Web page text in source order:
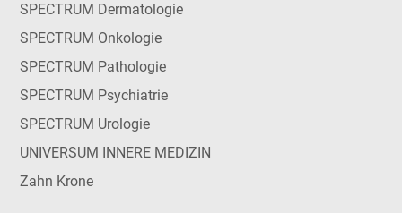
SPECTRUM Dermatologie
SPECTRUM Onkologie
SPECTRUM Pathologie
SPECTRUM Psychiatrie
SPECTRUM Urologie
UNIVERSUM INNERE MEDIZIN
Zahn Krone